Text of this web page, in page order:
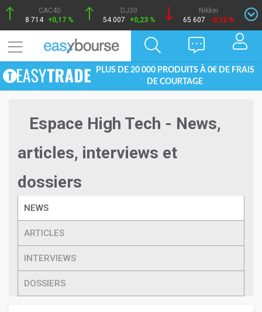
CAC40
8 714 +0,17 %
DJ30
54 007
+0,23 %
Nikkei
65 607
-0,12 %
PLUS DE 20 000 PRODUITS À 0€ DE FRAIS
DE COURTAGE
Espace High Tech - News,
articles, interviews et
dossiers
NEWS
ARTICLES
INTERVIEWS
DOSSIERS